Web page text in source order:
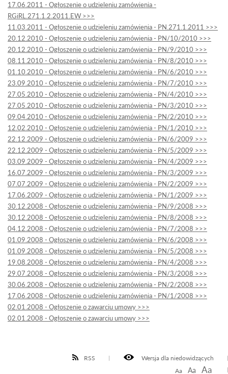
Wersja dla niedowidzących
RSS
Aa Aa Aa
17.06.2011 - Ogłoszenie o udzieleniu zamówienia -
RGiRL.271.1.2.2011.EW >>>
11.03.2011 - Ogłoszenie o udzieleniu zamówienia - PN.271.1.2011 >>>
20.12.2010 - Ogłoszenie o udzieleniu zamówienia - PN/10/2010 >>>
20.12.2010 - Ogłoszenie o udzieleniu zamówienia - PN/9/2010 >>>
08.11.2010 - Ogłoszenie o udzieleniu zamówienia - PN/8/2010 >>>
01.10.2010 - Ogłoszenie o udzieleniu zamówienia - PN/6/2010 >>>
23.09.2010 - Ogłoszenie o udzieleniu zamówienia - PN/7/2010 >>>
27.05.2010 - Ogłoszenie o udzieleniu zamówienia - PN/4/2010 >>>
27.05.2010 - Ogłoszenie o udzieleniu zamówienia - PN/3/2010 >>>
09.04.2010 - Ogłoszenie o udzieleniu zamówienia - PN/2/2010 >>>
12.02.2010 - Ogłoszenie o udzieleniu zamówienia - PN/1/2010 >>>
22.12.2009 - Ogłoszenie o udzieleniu zamówienia - PN/6/2009 >>>
22.12.2009 - Ogłoszenie o udzieleniu zamówienia - PN/5/2009 >>>
03.09.2009 - Ogłoszenie o udzieleniu zamówienia - PN/4/2009 >>>
16.07.2009 - Ogłoszenie o udzieleniu zamówienia - PN/3/2009 >>>
07.07.2009 - Ogłoszenie o udzieleniu zamówienia - PN/2/2009 >>>
17.06.2009 - Ogłoszenie o udzieleniu zamówienia - PN/1/2009 >>>
30.12.2008 - Ogłoszenie o udzieleniu zamówienia - PN/9/2008 >>>
30.12.2008 - Ogłoszenie o udzieleniu zamówienia - PN/8/2008 >>>
04.12.2008 - Ogłoszenie o udzieleniu zamówienia - PN/7/2008 >>>
01.09.2008 - Ogłoszenie o udzieleniu zamówienia - PN/6/2008 >>>
01.09.2008 - Ogłoszenie o udzieleniu zamówienia - PN/5/2008 >>>
19.08.2008 - Ogłoszenie o udzieleniu zamówienia - PN/4/2008 >>>
29.07.2008 - Ogłoszenie o udzieleniu zamówienia - PN/3/2008 >>>
30.06.2008 - Ogłoszenie o udzieleniu zamówienia - PN/2/2008 >>>
17.06.2008 - Ogłoszenie o udzieleniu zamówienia - PN/1/2008 >>>
02.01.2008 - Ogłoszenie o zawarciu umowy >>>
02.01.2008 - Ogłoszenie o zawarciu umowy >>>